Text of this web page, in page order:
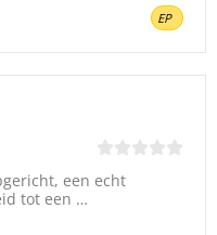
EP
een echt
tot een …